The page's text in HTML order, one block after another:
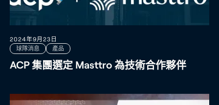
2024年9月23日
球隊消息
產品
ACP 集團選定 Masttro 為技術合作夥伴